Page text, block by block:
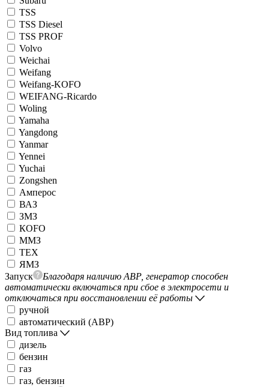
TSS
TSS Diesel
TSS PROF
Volvo
Weichai
Weifang
Weifang-KOFO
WEIFANG-Ricardo
Woling
Yamaha
Yangdong
Yanmar
Yennei
Yuchai
Zongshen
Амперос
ВАЗ
ЗМЗ
КОFO
ММЗ
ТЕХ
ЯМЗ
Запуск
Благодаря наличию АВР, генератор способен
автоматически включаться при сбое в электросети и
отключаться при восстановлении её работы
ручной
автоматический (АВР)
Вид топлива
дизель
бензин
газ
газ, бензин